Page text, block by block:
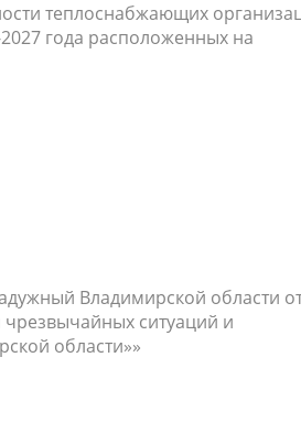
теплоснабжающих
года расположенных на
Владимирской области
ситуаций и
области»»